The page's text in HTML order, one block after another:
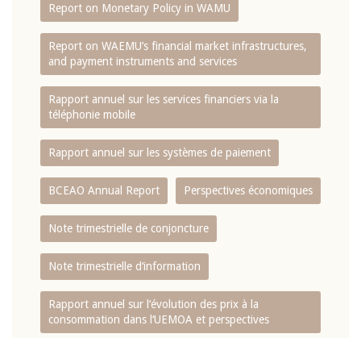
Report on Monetary Policy in WAMU
Report on WAEMU’s financial market infrastructures,
and payment instruments and services
Rapport annuel sur les services financiers via la
téléphonie mobile
Rapport annuel sur les systèmes de paiement
BCEAO Annual Report Perspectives économiques
Note trimestrielle de conjoncture
Note trimestrielle d‘information
Rapport annuel sur l‘évolution des prix à la
consommation dans l‘UEMOA et perspectives